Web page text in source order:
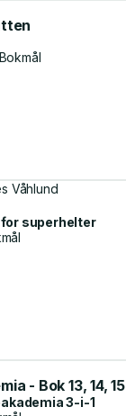
Våhlund
superhelter
- Bok 13, 14, 15
3-i-1